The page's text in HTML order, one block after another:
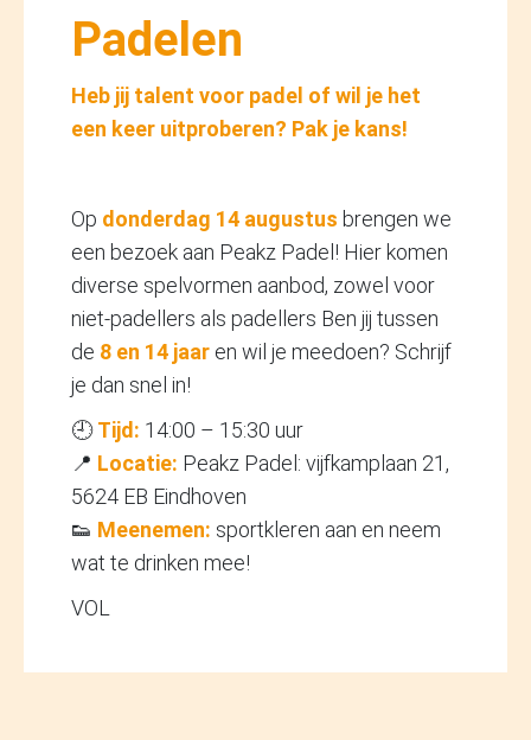
Padelen
Heb jij talent voor padel of wil je het
een keer uitproberen? Pak je kans!
Op donderdag 14 augustus brengen we
een bezoek aan Peakz Padel! Hier komen
diverse spelvormen aanbod, zowel voor
niet-padellers als padellers Ben jij tussen
de 8 en 14 jaar en wil je meedoen? Schrijf
je dan snel in!
🕘Tijd: 14:00 – 15:30 uur
📍 Locatie: Peakz Padel: vijfkamplaan 21,
5624 EB Eindhoven
👟 Meenemen: sportkleren aan en neem
wat te drinken mee!
VOL